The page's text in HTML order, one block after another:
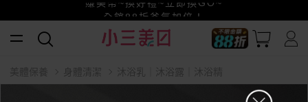
賺美幣~換好禮~立即換GO~
小三美日x全支付~美幣+全點折上折超划算
全館88折爸氣加倍！
美體保養 身體清潔 沐浴乳｜沐浴露｜沐浴精